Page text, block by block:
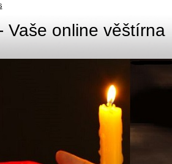
Vaše online věštírna